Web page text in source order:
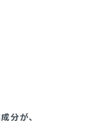
分が、